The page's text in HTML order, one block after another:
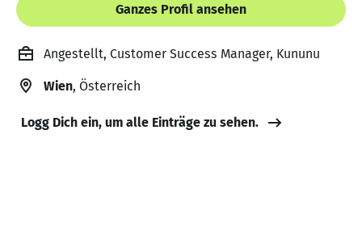
Ganzes Profil ansehen
Angestellt, Customer Success Manager, Kununu
Wien, Österreich
Logg Dich ein, um alle Einträge zu sehen.